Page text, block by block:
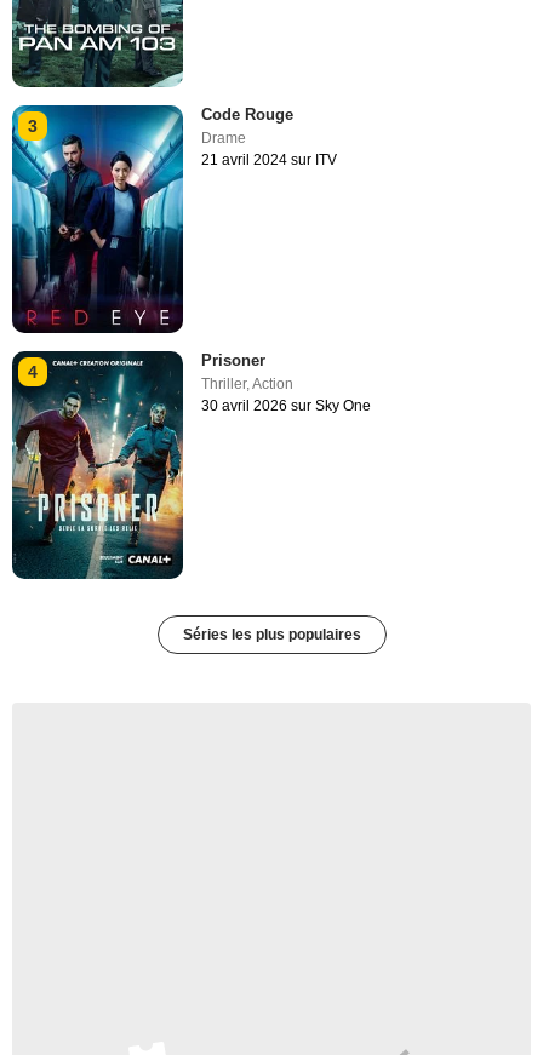
3
Code Rouge
Drame
21 avril 2024 sur ITV
4
Prisoner
Thriller,Action
30 avril 2026 sur Sky One
Séries les plus populaires